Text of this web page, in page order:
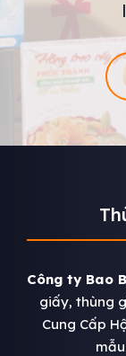
Công ty Bao
giấy, thùng
Cung Cấp